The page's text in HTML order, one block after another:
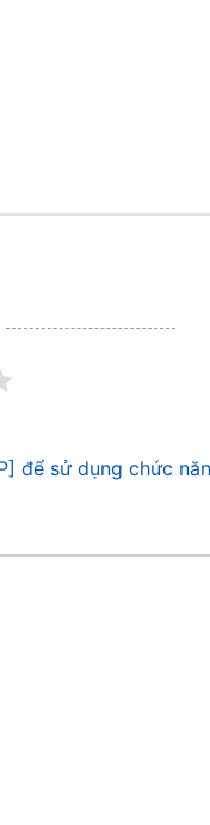
để sử dụng chức